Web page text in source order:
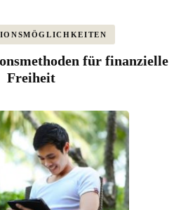
für finanzielle
Freiheit